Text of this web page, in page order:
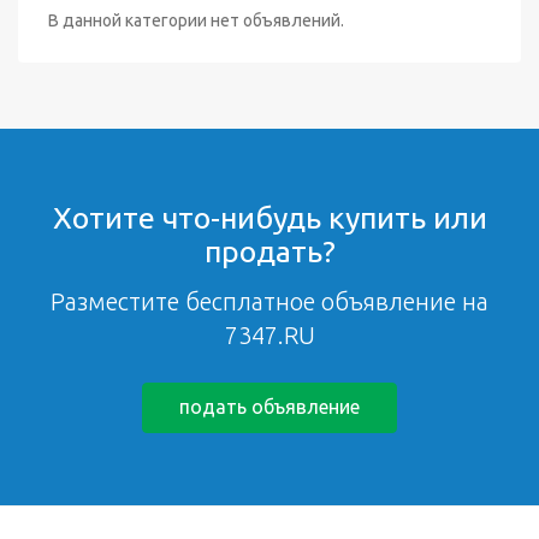
В данной категории нет объявлений.
Хотите что-нибудь купить или
продать?
Разместите бесплатное объявление на
7347.RU
подать объявление